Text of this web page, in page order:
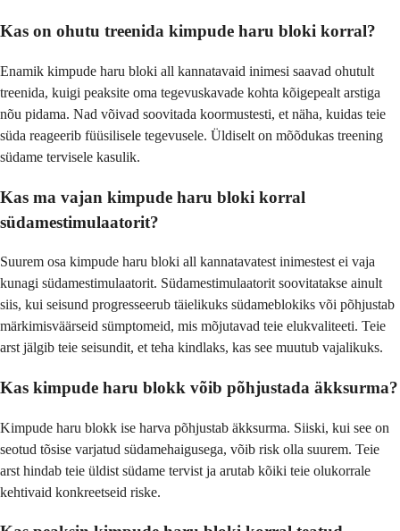
Kas on ohutu treenida kimpude haru bloki korral?
Enamik kimpude haru bloki all kannatavaid inimesi saavad ohutult
treenida, kuigi peaksite oma tegevuskavade kohta kõigepealt arstiga
nõu pidama. Nad võivad soovitada koormustesti, et näha, kuidas teie
süda reageerib füüsilisele tegevusele. Üldiselt on mõõdukas treening
südame tervisele kasulik.
Kas ma vajan kimpude haru bloki korral
südamestimulaatorit?
Suurem osa kimpude haru bloki all kannatavatest inimestest ei vaja
kunagi südamestimulaatorit. Südamestimulaatorit soovitatakse ainult
siis, kui seisund progresseerub täielikuks südameblokiks või põhjustab
märkimisväärseid sümptomeid, mis mõjutavad teie elukvaliteeti. Teie
arst jälgib teie seisundit, et teha kindlaks, kas see muutub vajalikuks.
Kas kimpude haru blokk võib põhjustada äkksurma?
Kimpude haru blokk ise harva põhjustab äkksurma. Siiski, kui see on
seotud tõsise varjatud südamehaigusega, võib risk olla suurem. Teie
arst hindab teie üldist südame tervist ja arutab kõiki teie olukorrale
kehtivaid konkreetseid riske.